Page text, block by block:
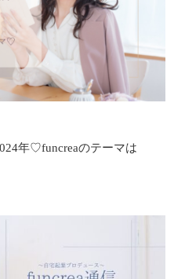
年♡funcreaのテーマは